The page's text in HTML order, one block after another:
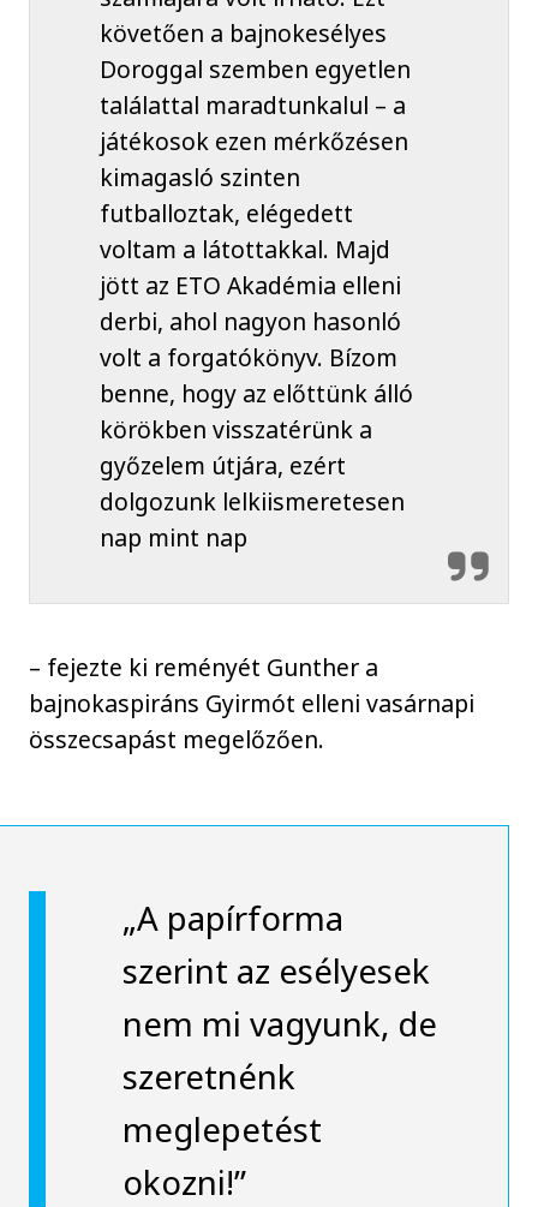
követően a bajnokesélyes
Doroggal szemben egyetlen
találattal maradtunkalul – a
játékosok ezen mérkőzésen
kimagasló szinten
futballoztak, elégedett
voltam a látottakkal. Majd
jött az ETO Akadémia elleni
derbi, ahol nagyon hasonló
volt a forgatókönyv. Bízom
benne, hogy az előttünk álló
körökben visszatérünk a
győzelem útjára, ezért
dolgozunk lelkiismeretesen
nap mint nap
– fejezte ki reményét Gunther a
bajnokaspiráns Gyirmót elleni vasárnapi
összecsapást megelőzően.
„A papírforma
szerint az esélyesek
nem mi vagyunk, de
szeretnénk
meglepetést
okozni!”